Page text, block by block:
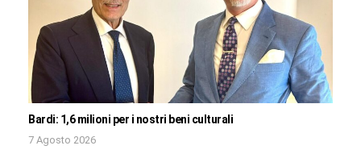
Bardi: 1,6 milioni per i nostri beni culturali
7 Agosto 2026